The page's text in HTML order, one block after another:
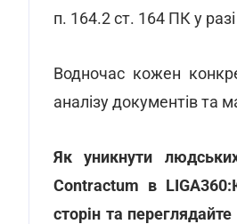
п. 164.2 ст. 164 ПК у
Водночас кожен
аналізу документів та
Як уникнути
Contractum в
сторін та